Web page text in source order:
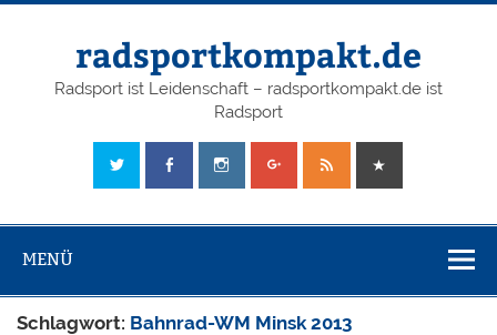
radsportkompakt.de
Radsport ist Leidenschaft – radsportkompakt.de ist
Radsport
MENÜ
Schlagwort: Bahnrad-WM Minsk 2013